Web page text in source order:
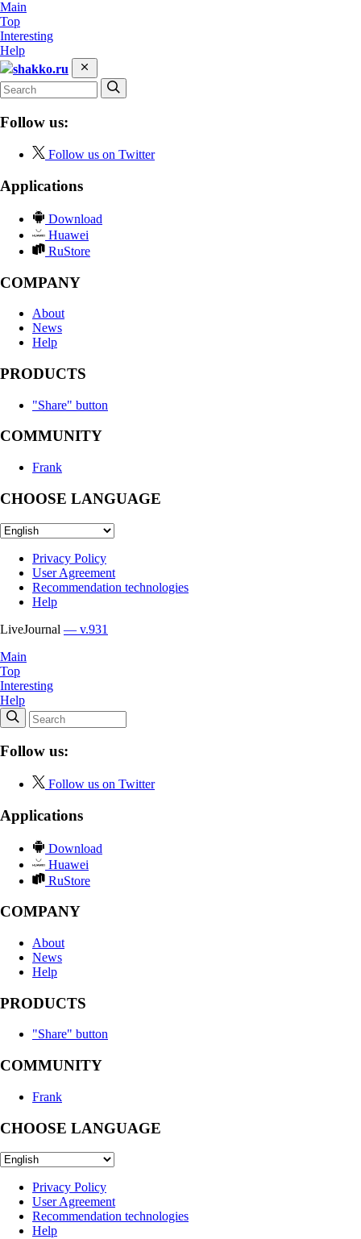
Main
Top
Interesting
Help
shakko.ru
Follow us:
Follow us on Twitter
Applications
Download
Huawei
RuStore
COMPANY
About
News
Help
PRODUCTS
"Share" button
COMMUNITY
Frank
CHOOSE LANGUAGE
Privacy Policy
User Agreement
Recommendation technologies
Help
LiveJournal — v.931
Main
Top
Interesting
Help
Follow us:
Follow us on Twitter
Applications
Download
Huawei
RuStore
COMPANY
About
News
Help
PRODUCTS
"Share" button
COMMUNITY
Frank
CHOOSE LANGUAGE
Privacy Policy
User Agreement
Recommendation technologies
Help